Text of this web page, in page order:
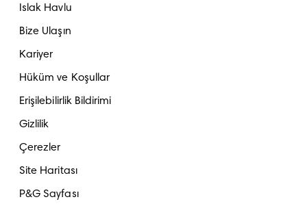
Islak Havlu
Bize Ulaşın
Kariyer
Hüküm ve Koşullar
Erişilebilirlik Bildirimi
Gizlilik
Çerezler
Site Haritası
P&G Sayfası